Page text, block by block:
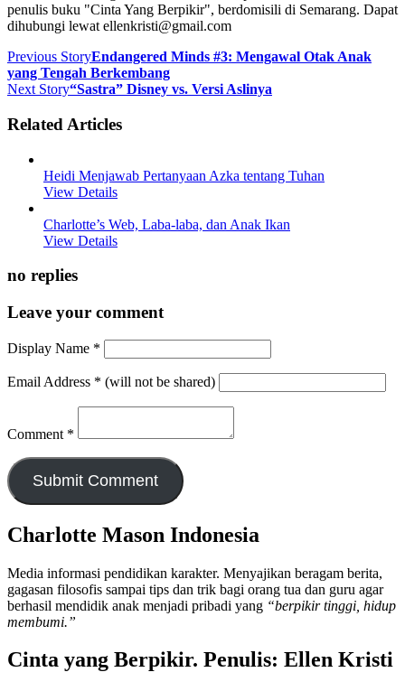
penulis buku "Cinta Yang Berpikir", berdomisili di Semarang. Dapat
dihubungi lewat ellenkristi@gmail.com
Previous StoryEndangered Minds #3: Mengawal Otak Anak
yang Tengah Berkembang
Next Story“Sastra” Disney vs. Versi Aslinya
Related Articles
Heidi Menjawab Pertanyaan Azka tentang Tuhan
View Details
Charlotte’s Web, Laba-laba, dan Anak Ikan
View Details
no replies
Leave your comment
Display Name *
Email Address * (will not be shared)
Comment *
Charlotte Mason Indonesia
Media informasi pendidikan karakter. Menyajikan beragam berita,
gagasan filosofis sampai tips dan trik bagi orang tua dan guru agar
berhasil mendidik anak menjadi pribadi yang “berpikir tinggi, hidup
membumi.”
Cinta yang Berpikir. Penulis: Ellen Kristi